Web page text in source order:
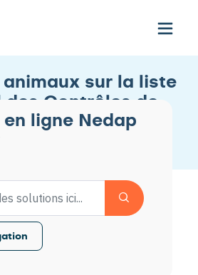
animaux sur la liste
des Contrôles de
Mai à 8:27 H
en ligne Nedap